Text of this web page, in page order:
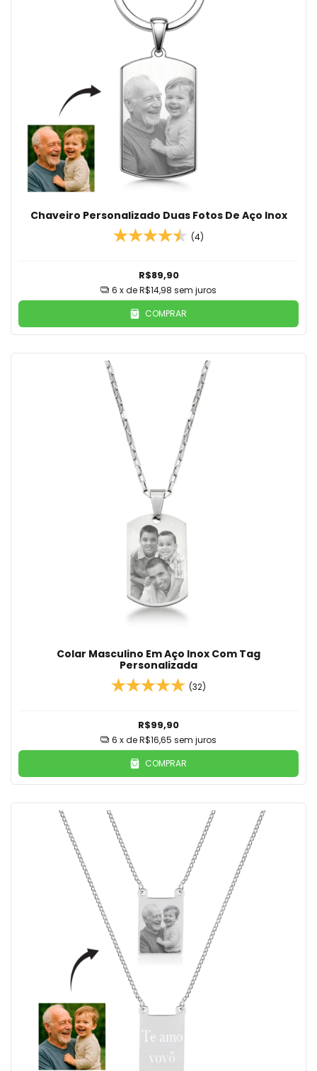
Chaveiro Personalizado Duas Fotos De Aço Inox
(4)
R$89,90
6 x deR$14,98 sem juros
COMPRAR
Colar Masculino Em Aço Inox Com Tag
Personalizada
(32)
R$99,90
6 x deR$16,65 sem juros
COMPRAR